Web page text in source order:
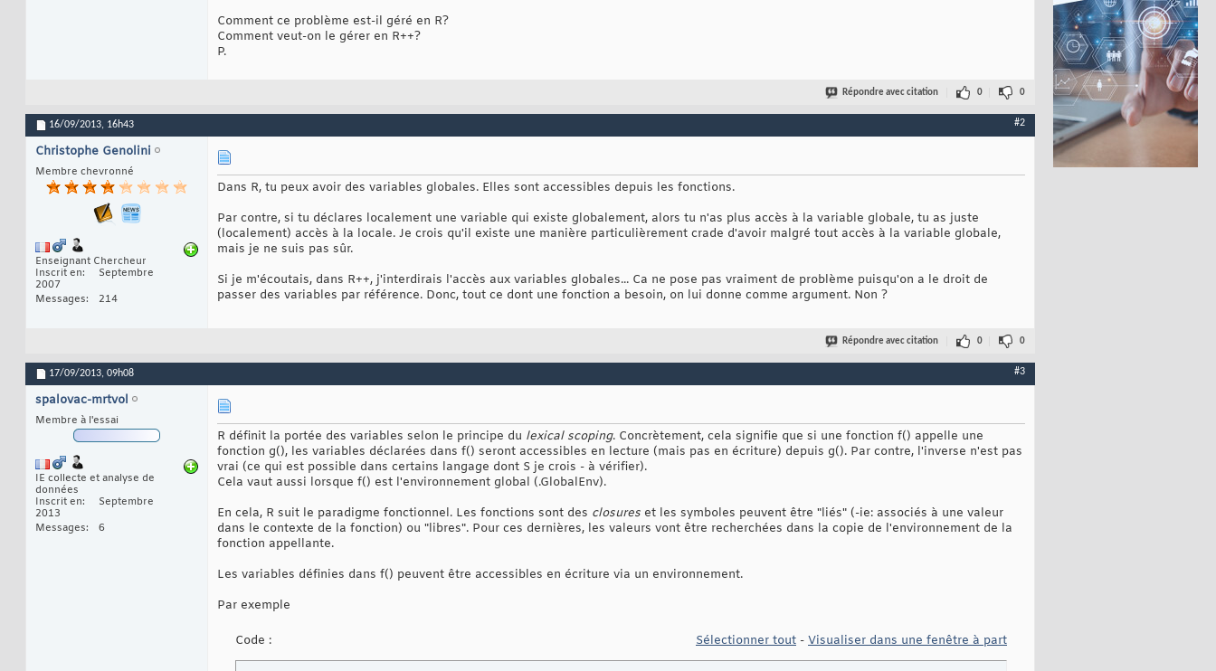
Comment ce problème est-il géré en R?
Comment veut-on le gérer en R++?
P.
Répondre avec citation 0 0
16/09/2013, 16h43 #2
Christophe Genolini
Membre chevronné
Enseignant Chercheur
Inscrit en
Septembre
2007
Messages
214
Dans R, tu peux avoir des variables globales. Elles sont accessibles depuis les fonctions.
Par contre, si tu déclares localement une variable qui existe globalement, alors tu n'as plus accès à la variable globale, tu as juste
(localement) accès à la locale. Je crois qu'il existe une manière particulièrement crade d'avoir malgré tout accès à la variable globale,
mais je ne suis pas sûr.
Si je m'écoutais, dans R++, j'interdirais l'accès aux variables globales... Ca ne pose pas vraiment de problème puisqu'on a le droit de
passer des variables par référence. Donc, tout ce dont une fonction a besoin, on lui donne comme argument. Non ?
Répondre avec citation 0 0
17/09/2013, 09h08 #3
spalovac-mrtvol
Membre à l'essai
IE collecte et analyse de
données
Inscrit en
Septembre
2013
Messages
6
R définit la portée des variables selon le principe du lexical scoping. Concrètement, cela signifie que si une fonction f() appelle une
fonction g(), les variables déclarées dans f() seront accessibles en lecture (mais pas en écriture) depuis g(). Par contre, l'inverse n'est pas
vrai (ce qui est possible dans certains langage dont S je crois - à vérifier).
Cela vaut aussi lorsque f() est l'environnement global (.GlobalEnv).
En cela, R suit le paradigme fonctionnel. Les fonctions sont des closures et les symboles peuvent être "liés" (-ie: associés à une valeur
dans le contexte de la fonction) ou "libres". Pour ces dernières, les valeurs vont être recherchées dans la copie de l'environnement de la
fonction appellante.
Les variables définies dans f() peuvent être accessibles en écriture via un environnement.
Par exemple
Code : Sélectionner tout - Visualiser dans une fenêtre à part